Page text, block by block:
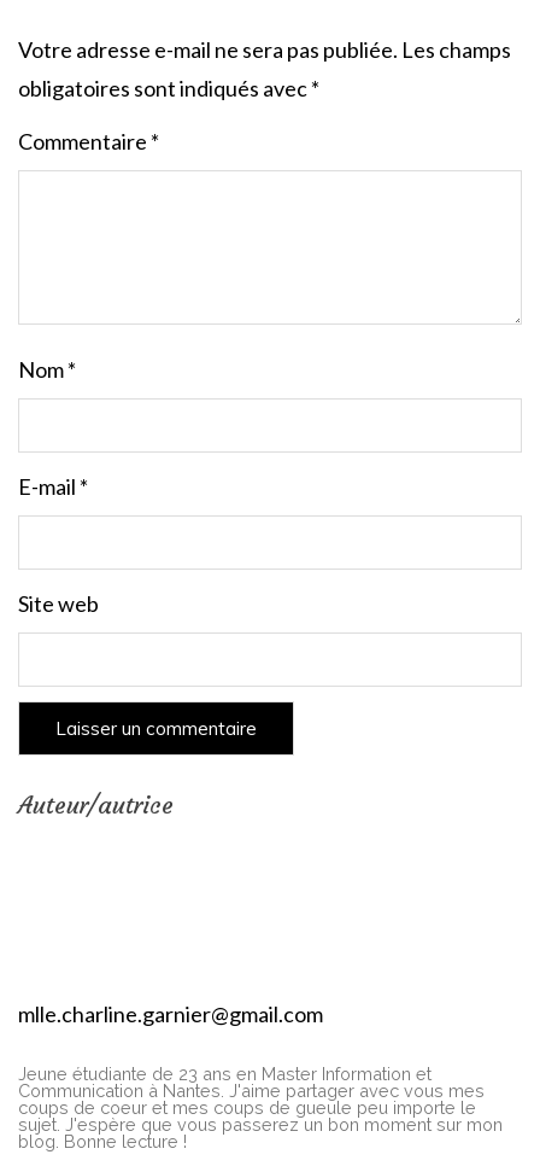
Votre adresse e-mail ne sera pas publiée. Les champs
obligatoires sont indiqués avec*
Commentaire *
Nom*
E-mail *
Site web
Auteur/autrice
mlle.charline.garnier@gmail.com
Jeune étudiante de 23 ans en Master Information et
Communication à Nantes. J'aime partager avec vous mes
coups de coeur et mes coups de gueule peu importe le
sujet. J'espère que vous passerez un bon moment sur mon
blog. Bonne lecture !